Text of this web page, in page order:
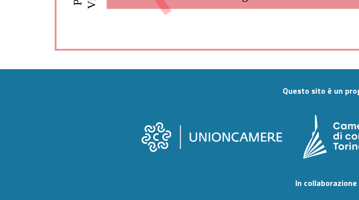
Questo sito è un
In collaborazione